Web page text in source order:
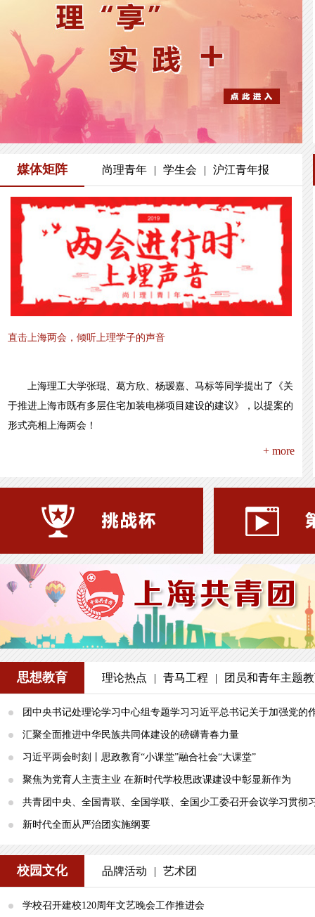
媒体矩阵 尚理青年 | 学生会 | 沪江青年报
直击上海两会，倾听上理学子的声音
上海理工大学张琨、葛方欣、杨瑷嘉、马标等同学提出了《关
于推进上海市既有多层住宅加装电梯项目建设的建议》，以提案的
形式亮相上海两会！
+ more
思想教育 理论热点 | 青马工程 | 团员和青年主题
团中央书记处理论学习中心组专题学习习近平总书记关于加强党的
汇聚全面推进中华民族共同体建设的磅礴青春力量
习近平两会时刻丨思政教育“小课堂”融合社会“大课堂”
聚焦为党育人主责主业 在新时代学校思政课建设中彰显新作为
共青团中央、全国青联、全国学联、全国少工委召开会议学习贯彻
新时代全面从严治团实施纲要
校园文化 品牌活动 | 艺术团
学校召开建校120周年文艺晚会工作推进会